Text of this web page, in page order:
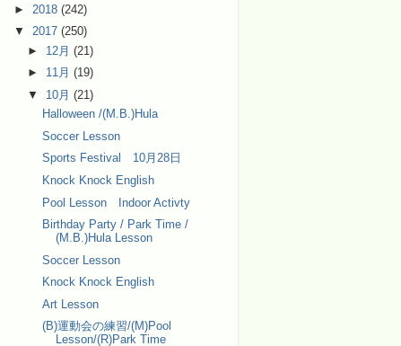
► 2018 (242)
▼ 2017 (250)
► 12月(21)
► 11月(19)
▼ 10月(21)
Halloween /(M.B.)Hula
Soccer Lesson
Sports Festival 10月28日
Knock Knock English
Pool Lesson Indoor Activty
Birthday Party / Park Time /
(M.B.)Hula Lesson
Soccer Lesson
Knock Knock English
Art Lesson
(B)運動会の練習/(M)Pool
Lesson/(R)Park Time